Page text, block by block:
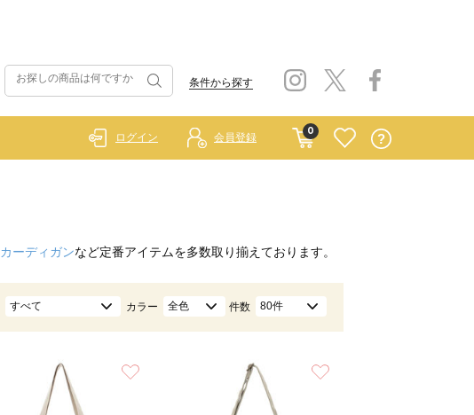
条件から探す
0
ログイン 会員登録
カーディガンなど定番アイテムを多数取り揃えております。
すべて カラー 全色 件数 80件